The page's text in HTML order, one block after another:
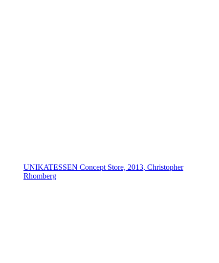
UNIKATESSEN Concept Store, 2013, Christopher
Rhomberg